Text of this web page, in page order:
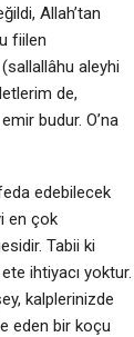
Allah’tan
fiilen
aleyhi
de,
budur. O’na
edebilecek
en çok
Tabii ki
ihtiyacı yoktur.
kalplerinizde
eden bir koçu